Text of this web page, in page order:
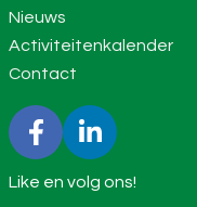
Nieuws
Activiteitenkalender
Contact
Like en volg ons!